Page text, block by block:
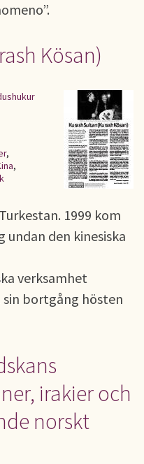
Kösan)
,
,
1999 kom
den kinesiska
verksamhet
bortgång hösten
irakier och
norskt